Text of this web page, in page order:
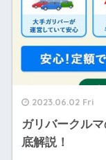
2023.06.02 Fri
ガリバークル
底解説！